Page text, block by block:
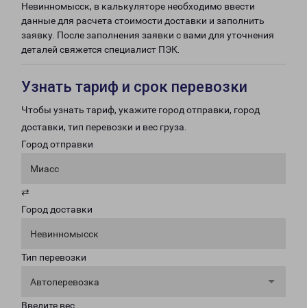
Невинномысск, в калькуляторе необходимо ввести
данные для расчета стоимости доставки и заполнить
заявку. После заполнения заявки с вами для уточнения
деталей свяжется специалист ПЭК.
Узнать тариф и срок перевозки
Чтобы узнать тариф, укажите город отправки, город
доставки, тип перевозки и вес груза.
Город отправки
Миасс
⇄
Город доставки
Невинномысск
Тип перевозки
Автоперевозка
Введите вес